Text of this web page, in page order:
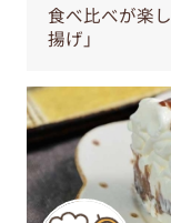
食べ比べが楽
揚げ」